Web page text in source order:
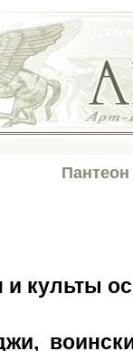
и культы